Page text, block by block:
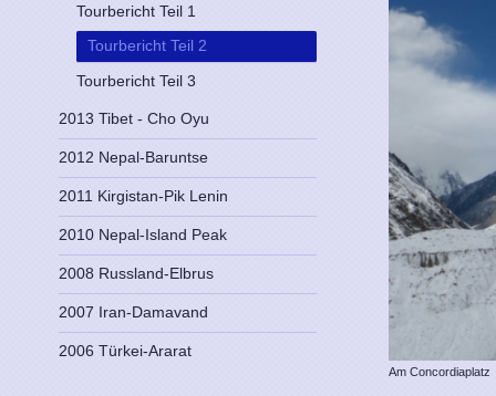
Am Concordiaplatz
Tourbericht Teil 1
Tourbericht Teil 2
Tourbericht Teil 3
2013 Tibet - Cho Oyu
2012 Nepal-Baruntse
2011 Kirgistan-Pik Lenin
2010 Nepal-Island Peak
2008 Russland-Elbrus
2007 Iran-Damavand
2006 Türkei-Ararat